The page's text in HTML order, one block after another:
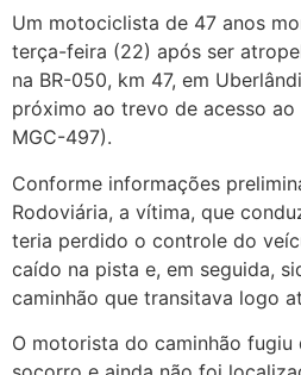
Um motociclista de 47 anos
terça-feira (22) após ser
na BR-050, km 47, em
próximo ao trevo de acesso
MGC-497).
Conforme informações
Rodoviária, a vítima, que
teria perdido o controle do
caído na pista e, em seguida,
caminhão que transitava logo
O motorista do caminhão